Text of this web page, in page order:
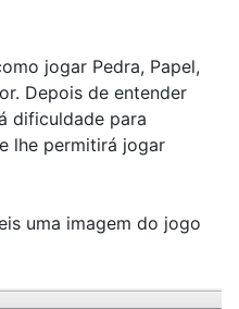
jogar Pedra, Papel,
Depois de entender
dificuldade para
lhe permitirá jogar
uma imagem do jogo